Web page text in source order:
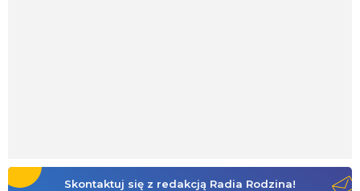
Skontaktuj się z redakcją Radia Rodzina!